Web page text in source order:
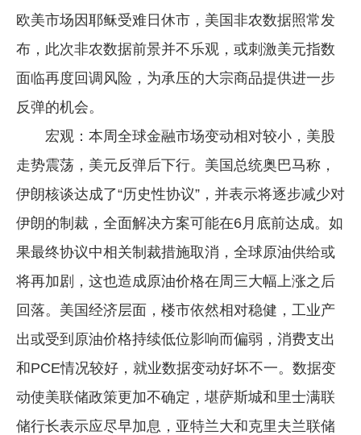
数字报
欧美市场因耶稣受难日休市，美国非农数据照常发
布，此次非农数据前景并不乐观，或刺激美元指数
面临再度回调风险，为承压的大宗商品提供进一步
反弹的机会。
宏观：本周全球金融市场变动相对较小，美股
走势震荡，美元反弹后下行。美国总统奥巴马称，
伊朗核谈达成了“历史性协议”，并表示将逐步减少对
伊朗的制裁，全面解决方案可能在6月底前达成。如
果最终协议中相关制裁措施取消，全球原油供给或
将再加剧，这也造成原油价格在周三大幅上涨之后
回落。美国经济层面，楼市依然相对稳健，工业产
出或受到原油价格持续低位影响而偏弱，消费支出
和PCE情况较好，就业数据变动好坏不一。数据变
动使美联储政策更加不确定，堪萨斯城和里士满联
储行长表示应尽早加息，亚特兰大和克里夫兰联储